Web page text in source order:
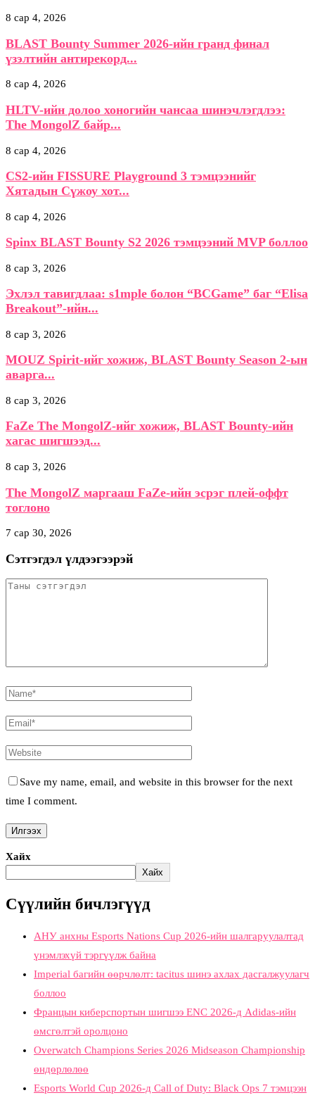
8 сар 4, 2026
BLAST Bounty Summer 2026-ийн гранд финал
үзэлтийн антирекорд...
8 сар 4, 2026
HLTV-ийн долоо хоногийн чансаа шинэчлэгдлээ:
The MongolZ байр...
8 сар 4, 2026
CS2-ийн FISSURE Playground 3 тэмцээнийг
Хятадын Сүжоу хот...
8 сар 4, 2026
Spinx BLAST Bounty S2 2026 тэмцээний MVP боллоо
8 сар 3, 2026
Эхлэл тавигдлаа: s1mple болон “BCGame” баг “Elisa
Breakout”-ийн...
8 сар 3, 2026
MOUZ Spirit-ийг хожиж, BLAST Bounty Season 2-ын
аварга...
8 сар 3, 2026
FaZe The MongolZ-ийг хожиж, BLAST Bounty-ийн
хагас шигшээд...
8 сар 3, 2026
The MongolZ маргааш FaZe-ийн эсрэг плей-оффт
тоглоно
7 сар 30, 2026
Сэтгэгдэл үлдээгээрэй
Save my name, email, and website in this browser for the next
time I comment.
Хайх
Хайх
Сүүлийн бичлэгүүд
АНУ анхны Esports Nations Cup 2026-ийн шалгаруулалтад
үнэмлэхүй тэргүүлж байна
Imperial багийн өөрчлөлт: tacitus шинэ ахлах дасгалжуулагч
боллоо
Францын киберспортын шигшээ ENC 2026-д Adidas-ийн
өмсгөлтэй оролцоно
Overwatch Champions Series 2026 Midseason Championship
өндөрлөлөө
Esports World Cup 2026-д Call of Duty: Black Ops 7 тэмцээн